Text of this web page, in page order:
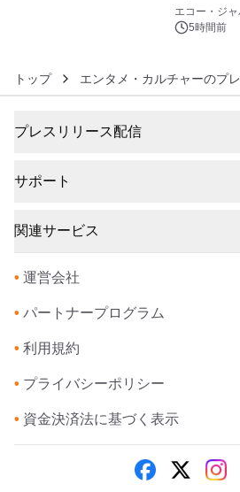
エコー・ジ
5時間前
トップ エンタメ・カルチャーのプ
プレスリリース配信
サポート
関連サービス
• 運営会社
• パートナープログラム
• 利用規約
• プライバシーポリシー
• 資金決済法に基づく表示